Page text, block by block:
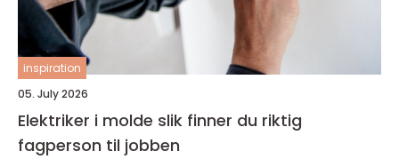
inspiration
05. July 2026
Elektriker i molde slik finner du riktig
fagperson til jobben